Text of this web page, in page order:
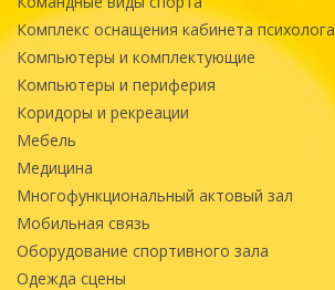
Комплекс оснащения кабинета психолога
Компьютеры и комплектующие
Компьютеры и периферия
Коридоры и рекреации
Мебель
Медицина
Многофункциональный актовый зал
Мобильная связь
Оборудование спортивного зала
Одежда сцены